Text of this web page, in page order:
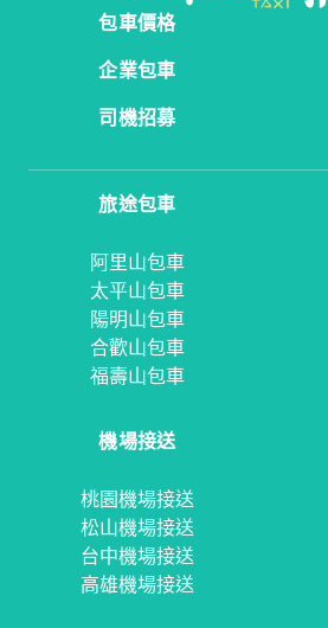
包車價格
企業包車
司機招募
旅途包車
阿里山包車
太平山包車
陽明山包車
合歡山包車
福壽山包車
機場接送
桃園機場接送
松山機場接送
台中機場接送
高雄機場接送